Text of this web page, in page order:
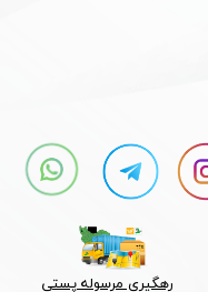
رهگیری مرسوله پستی​​​​​​​